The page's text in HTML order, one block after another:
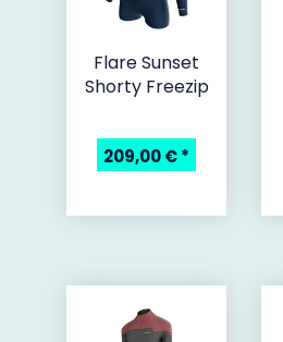
Flare Sunset
Shorty Freezip
209,00 €*